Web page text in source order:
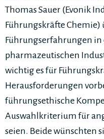
Thomas Sauer (Evonik
Führungskräfte Chemie)
Führungserfahrungen in
pharmazeutischen
wichtig es für
Herausforderungen
führungsethische
Auswahlkriterium für
seien. Beide wünschten